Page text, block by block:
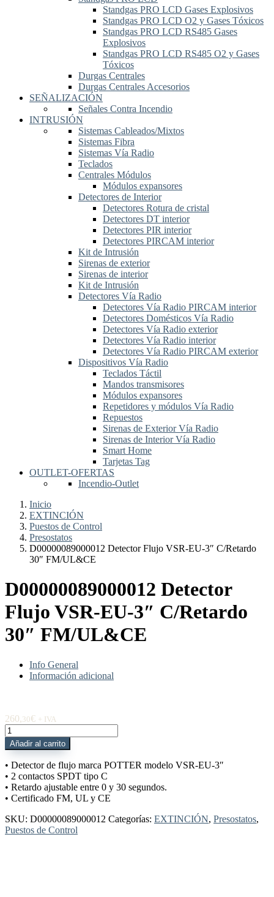
Standgas PRO LCD Gases Explosivos
Standgas PRO LCD O2 y Gases Tóxicos
Standgas PRO LCD RS485 Gases
Explosivos
Standgas PRO LCD RS485 O2 y Gases
Tóxicos
Durgas Centrales
Durgas Centrales Accesorios
SEÑALIZACIÓN
Señales Contra Incendio
INTRUSIÓN
Sistemas Cableados/Mixtos
Sistemas Fibra
Sistemas Vía Radio
Teclados
Centrales Módulos
Módulos expansores
Detectores de Interior
Detectores Rotura de cristal
Detectores DT interior
Detectores PIR interior
Detectores PIRCAM interior
Kit de Intrusión
Sirenas de exterior
Sirenas de interior
Kit de Intrusión
Detectores Vía Radio
Detectores Vía Radio PIRCAM interior
Detectores Domésticos Vía Radio
Detectores Vía Radio exterior
Detectores Vía Radio interior
Detectores Vía Radio PIRCAM exterior
Dispositivos Vía Radio
Teclados Táctil
Mandos transmisores
Módulos expansores
Repetidores y módulos Vía Radio
Repuestos
Sirenas de Exterior Vía Radio
Sirenas de Interior Vía Radio
Smart Home
Tarjetas Tag
OUTLET-OFERTAS
Incendio-Outlet
Inicio
EXTINCIÓN
Puestos de Control
Presostatos
D00000089000012 Detector Flujo VSR-EU-3″ C/Retardo
30″ FM/UL&CE
D00000089000012 Detector
Flujo VSR-EU-3″ C/Retardo
30″ FM/UL&CE
Info General
Información adicional
260,30€ + IVA
D00000089000012
Detector
Flujo
VSR-
EU-
3"
C/Retardo
FM/UL&CE
cantidad
Añadir al carrito
• Detector de flujo marca POTTER modelo VSR-EU-3″
• 2 contactos SPDT tipo C
• Retardo ajustable entre 0 y 30 segundos.
• Certificado FM, UL y CE
SKU: D00000089000012 Categorías: EXTINCIÓN, Presostatos,
Puestos de Control